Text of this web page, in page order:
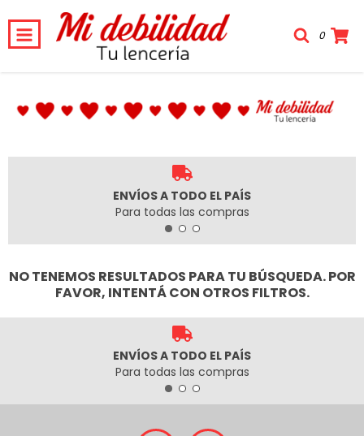
0
ENVÍOS A TODO EL PAÍS
Para todas las compras
NO TENEMOS RESULTADOS PARA TU BÚSQUEDA. POR
FAVOR, INTENTÁ CON OTROS FILTROS.
ENVÍOS A TODO EL PAÍS
Para todas las compras